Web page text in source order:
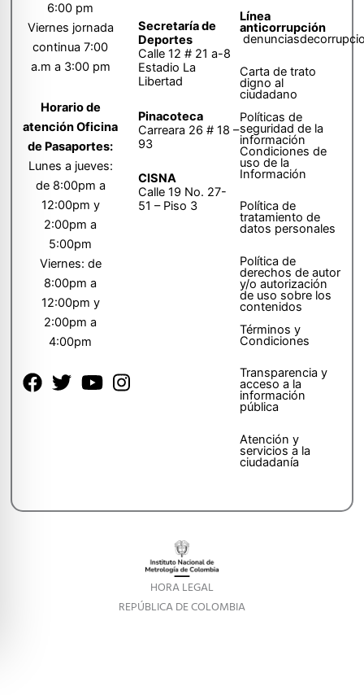
6:00 pm
Viernes jornada
continua 7:00
a.m a 3:00 pm
Horario de
atención Oficina
de Pasaportes:
Lunes a jueves:
de 8:00pm a
12:00pm y
2:00pm a
5:00pm
Viernes: de
8:00pm a
12:00pm y
2:00pm a
4:00pm
Secretaría de
Deportes
Calle 12 # 21 a-8
Estadio La
Libertad
Pinacoteca
Carreara 26 # 18 –
93
CISNA
Calle 19 No. 27-
51 – Piso 3
Línea
anticorrupción
Carta de trato
digno al
ciudadano
Políticas de
seguridad de la
información
Condiciones de
uso de la
Información
Política de
tratamiento de
datos personales
Política de
derechos de autor
y/o autorización
de uso sobre los
contenidos
Términos y
Condiciones
Transparencia y
acceso a la
información
pública
Atención y
servicios a la
ciudadanía
HORA LEGAL
REPÚBLICA DE COLOMBIA